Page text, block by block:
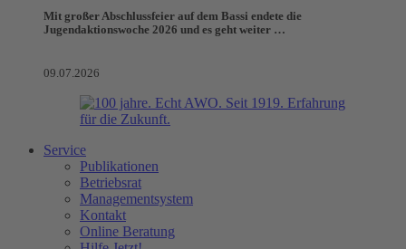
Mit großer Abschlussfeier auf dem Bassi endete die
Jugendaktionswoche 2026 und es geht weiter …
09.07.2026
Service
Publikationen
Betriebsrat
Managementsystem
Kontakt
Online Beratung